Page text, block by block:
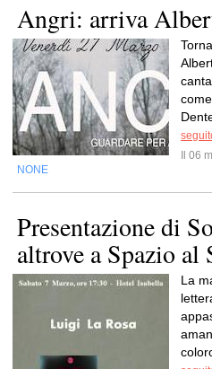
Angri: arriva
Il 06
NONE
Presentazione di
altrove a Spazio al
La